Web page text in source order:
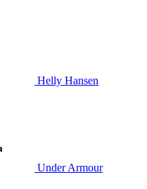
Helly Hansen
Under Armour